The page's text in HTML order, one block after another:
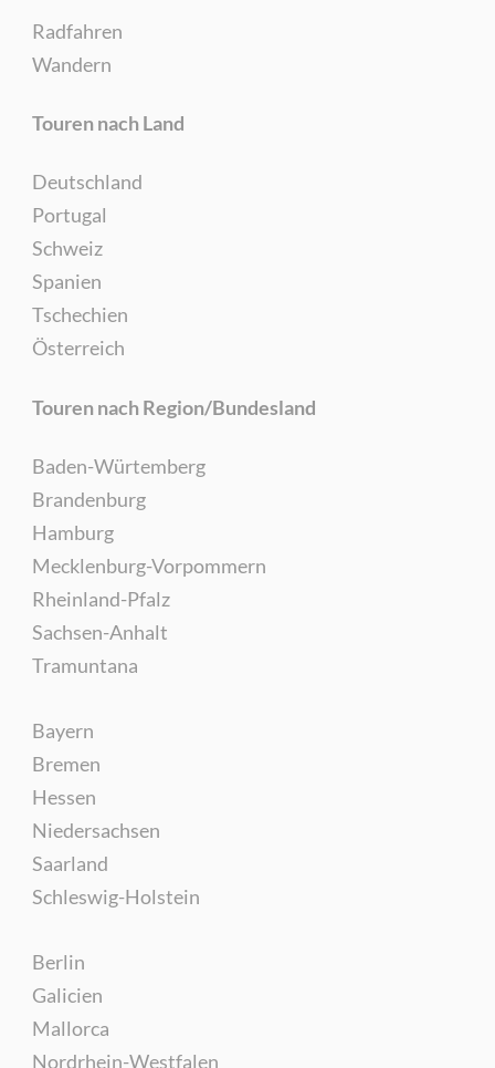
Radfahren
Wandern
Touren nach Land
Deutschland
Portugal
Schweiz
Spanien
Tschechien
Österreich
Touren nach Region/Bundesland
Baden-Würtemberg
Brandenburg
Hamburg
Mecklenburg-Vorpommern
Rheinland-Pfalz
Sachsen-Anhalt
Tramuntana
Bayern
Bremen
Hessen
Niedersachsen
Saarland
Schleswig-Holstein
Berlin
Galicien
Mallorca
Nordrhein-Westfalen